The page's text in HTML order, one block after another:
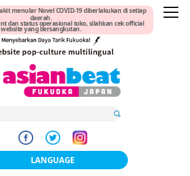
menular Novel COVID-19 diberlakukan di setiap
daerah.
dan status operasional toko, silahkan cek official
website yang bersangkutan.
LANGUAGE